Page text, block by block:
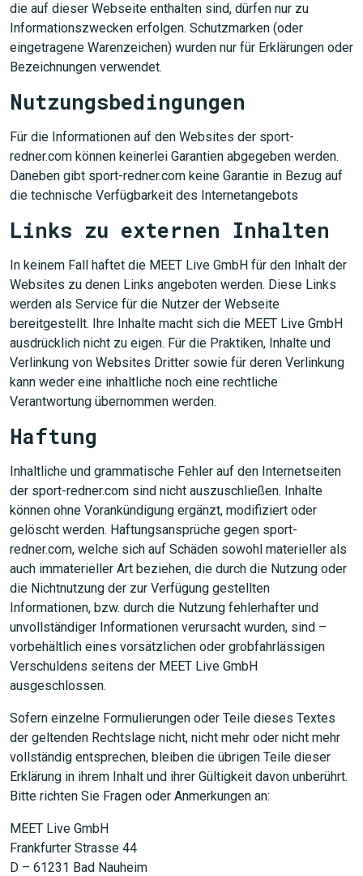
die auf dieser Webseite enthalten sind, dürfen nur zu
Informationszwecken erfolgen. Schutzmarken (oder
eingetragene Warenzeichen) wurden nur für Erklärungen oder
Bezeichnungen verwendet.
Nutzungsbedingungen
Für die Informationen auf den Websites der sport-
redner.com können keinerlei Garantien abgegeben werden.
Daneben gibt sport-redner.com keine Garantie in Bezug auf
die technische Verfügbarkeit des Internetangebots
Links zu externen Inhalten
In keinem Fall haftet die MEET Live GmbH für den Inhalt der
Websites zu denen Links angeboten werden. Diese Links
werden als Service für die Nutzer der Webseite
bereitgestellt. Ihre Inhalte macht sich die MEET Live GmbH
ausdrücklich nicht zu eigen. Für die Praktiken, Inhalte und
Verlinkung von Websites Dritter sowie für deren Verlinkung
kann weder eine inhaltliche noch eine rechtliche
Verantwortung übernommen werden.
Haftung
Inhaltliche und grammatische Fehler auf den Internetseiten
der sport-redner.com sind nicht auszuschließen. Inhalte
können ohne Vorankündigung ergänzt, modifiziert oder
gelöscht werden. Haftungsansprüche gegen sport-
redner.com, welche sich auf Schäden sowohl materieller als
auch immaterieller Art beziehen, die durch die Nutzung oder
die Nichtnutzung der zur Verfügung gestellten
Informationen, bzw. durch die Nutzung fehlerhafter und
unvollständiger Informationen verursacht wurden, sind –
vorbehältlich eines vorsätzlichen oder grobfahrlässigen
Verschuldens seitens der MEET Live GmbH
ausgeschlossen.
Sofern einzelne Formulierungen oder Teile dieses Textes
der geltenden Rechtslage nicht, nicht mehr oder nicht mehr
vollständig entsprechen, bleiben die übrigen Teile dieser
Erklärung in ihrem Inhalt und ihrer Gültigkeit davon unberührt.
Bitte richten Sie Fragen oder Anmerkungen an:
MEET Live GmbH
Frankfurter Strasse 44
D – 61231 Bad Nauheim